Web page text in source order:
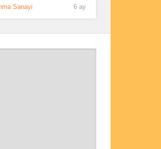
Sanayi 6 ay